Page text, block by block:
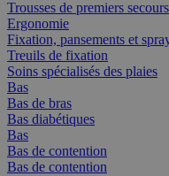
Trousses de premiers secours
Ergonomie
Fixation, pansements et
Treuils de fixation
Soins spécialisés des plaies
Bas
Bas de bras
Bas diabétiques
Bas
Bas de contention
Bas de contention